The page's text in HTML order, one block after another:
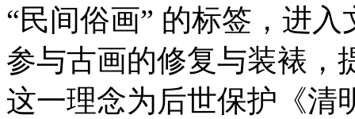
“民间俗画” 的标签，进
参与古画的修复与装裱，
这一理念为后世保护《清